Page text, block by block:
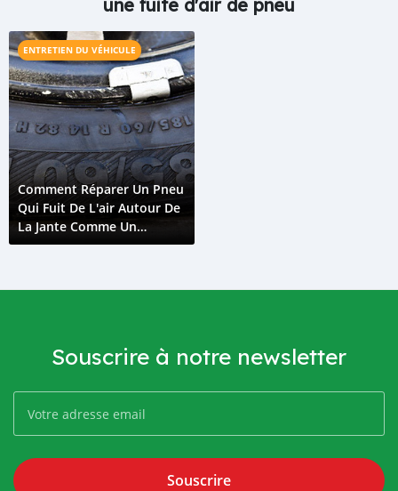
une fuite d'air de pneu
ENTRETIEN DU VÉHICULE
Comment Réparer Un Pneu
Qui Fuit De L'air Autour De
La Jante Comme Un
Mécanicien
Souscrire à notre newsletter
Souscrire